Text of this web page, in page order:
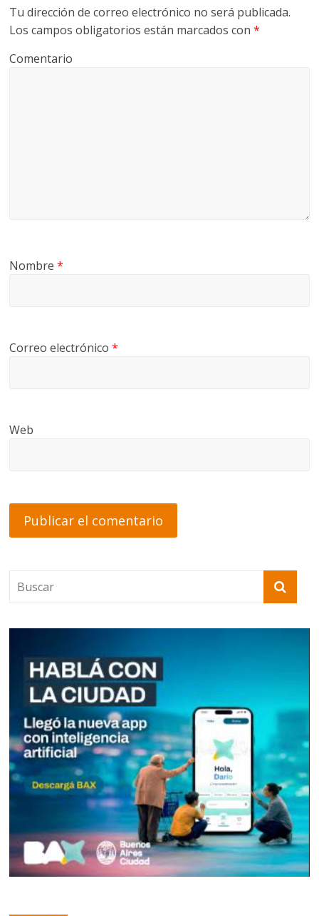
Tu dirección de correo electrónico no será publicada.
Los campos obligatorios están marcados con*
Comentario
Nombre*
Correo electrónico*
Web